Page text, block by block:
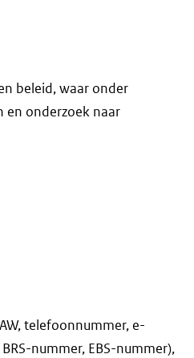
beleid, waar onder
en onderzoek naar
telefoonnummer, e-
nummer, EBS-nummer),